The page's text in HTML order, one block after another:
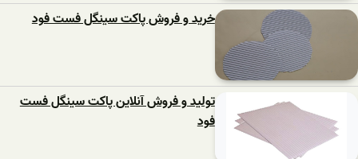
خرید و فروش پاکت سینگل فست فود
تولید و فروش آنلاین پاکت سینگل فست
فود